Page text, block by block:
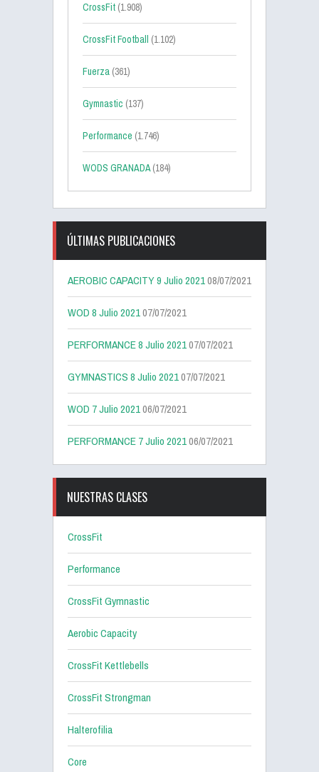
CrossFit (1.908)
CrossFit Football (1.102)
Fuerza (361)
Gymnastic (137)
Performance (1.746)
WODS GRANADA(184)
ÚLTIMAS PUBLICACIONES
AEROBIC CAPACITY 9 Julio 202108/07/2021
WOD 8 Julio 202107/07/2021
PERFORMANCE 8 Julio 202107/07/2021
GYMNASTICS 8 Julio 202107/07/2021
WOD 7 Julio 202106/07/2021
PERFORMANCE 7 Julio 202106/07/2021
NUESTRAS CLASES
CrossFit
Performance
CrossFit Gymnastic
Aerobic Capacity
CrossFit Kettlebells
CrossFit Strongman
Halterofilia
Core